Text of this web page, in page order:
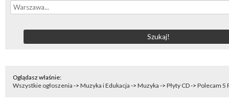
Oglądasz właśnie:
Wszystkie ogłoszenia -> Muzyka i Edukacja -> Muzyka -> Płyty CD-> Polecam 5